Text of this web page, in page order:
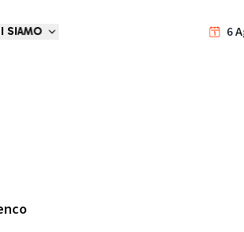
6
SIAMO